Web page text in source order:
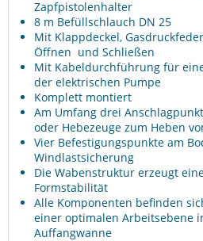
Zapfpistolenhalter
8 m Befüllschlauch DN 25
Mit Klappdeckel,
Öffnen und Schließen
Mit Kabeldurchführung für
der elektrischen Pumpe
Komplett montiert
Am Umfang drei
oder Hebezeuge zum Heben
Vier Befestigungspunkte am
Windlastsicherung
Die Wabenstruktur erzeugt
Formstabilität
Alle Komponenten befinden
einer optimalen Arbeitsebene
Auffangwanne